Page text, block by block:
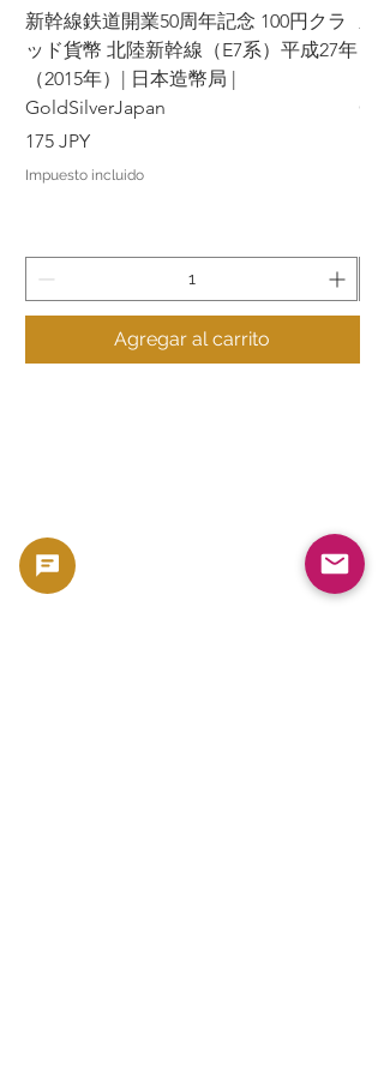
新幹線鉄道開業50周年記念 100円クラ
ッド貨幣 北陸新幹線（E7系）平成27年
（2015年）| 日本造幣局 |
GoldSilverJapan
Precio
175 JPY
Impuesto incluido
Agregar al carrito